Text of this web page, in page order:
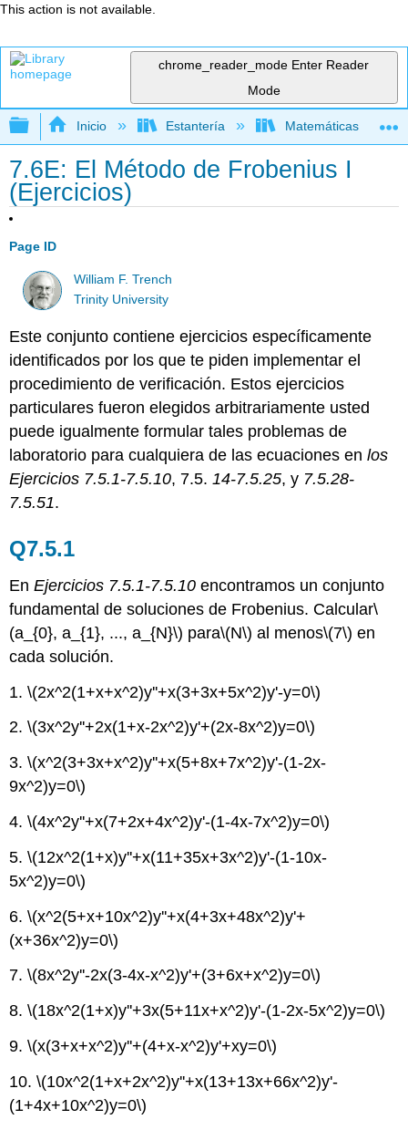
This action is not available.
chrome_reader_mode Enter Reader
Mode
Expandir/contraer jerarquía global
Inicio Estantería Matemáticas
7.6E: El Método de Frobenius I
(Ejercicios)
Page ID
William F. Trench
Trinity University
Este conjunto contiene ejercicios específicamente
identificados por los que te piden implementar el
procedimiento de verificación. Estos ejercicios
particulares fueron elegidos arbitrariamente usted
puede igualmente formular tales problemas de
laboratorio para cualquiera de las ecuaciones enlos
Ejercicios 7.5.1-7.5.10, 7.5.14-7.5.25, y 7.5.28-
7.5.51.
Q7.5.1
EnEjercicios 7.5.1-7.5.10 encontramos un conjunto
fundamental de soluciones de Frobenius. Calcular\
(a_{0}, a_{1}, ..., a_{N}\) para\(N\) al menos\(7\) en
cada solución.
1.\(2x^2(1+x+x^2)y''+x(3+3x+5x^2)y'-y=0\)
2.\(3x^2y''+2x(1+x-2x^2)y'+(2x-8x^2)y=0\)
3.\(x^2(3+3x+x^2)y''+x(5+8x+7x^2)y'-(1-2x-
9x^2)y=0\)
4.\(4x^2y''+x(7+2x+4x^2)y'-(1-4x-7x^2)y=0\)
5.\(12x^2(1+x)y''+x(11+35x+3x^2)y'-(1-10x-
5x^2)y=0\)
6.\(x^2(5+x+10x^2)y''+x(4+3x+48x^2)y'+
(x+36x^2)y=0\)
7.\(8x^2y''-2x(3-4x-x^2)y'+(3+6x+x^2)y=0\)
8.\(18x^2(1+x)y''+3x(5+11x+x^2)y'-(1-2x-5x^2)y=0\)
9.\(x(3+x+x^2)y''+(4+x-x^2)y'+xy=0\)
10.\(10x^2(1+x+2x^2)y''+x(13+13x+66x^2)y'-
(1+4x+10x^2)y=0\)